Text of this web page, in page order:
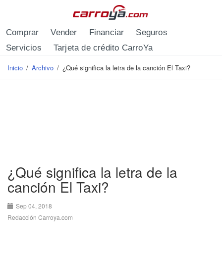
Comprar Vender Financiar
Seguros
Servicios
Tarjeta de crédito CarroYa
Se encuentra usted aquí
Inicio / Archivo / ¿Qué significa la letra de la canción El Taxi?
¿Qué significa la letra de la
canción El Taxi?
Sep 04, 2018
Redacción Carroya.com